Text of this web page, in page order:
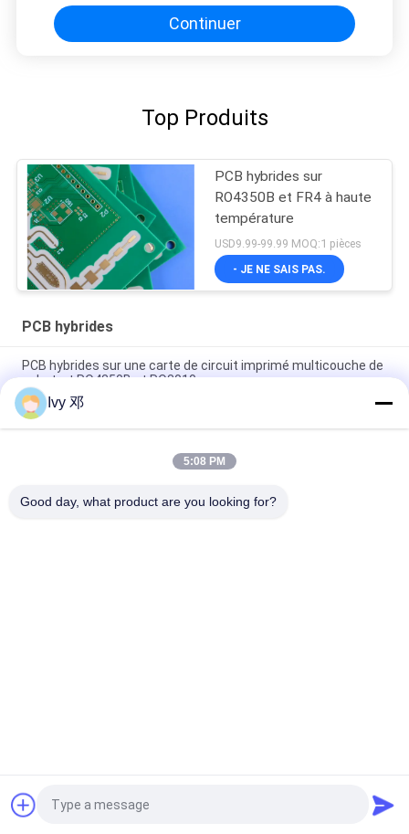
Continuer
Top Produits
PCB hybrides sur
RO4350B et FR4 à haute
température
USD9.99-99.99 MOQ:1 pièces
- JE NE SAIS PAS.
PCB hybrides
PCB hybrides sur une carte de circuit imprimé multicouche de
substrat RO4350B et RO3010
PCB hybride 8 couches RO4003C et S1000-2M Matériau 1,6
mm avec vias aveugles
PCB hybrides sur les matériaux RO4350B et FR4, RT duride
Demandez un devis
Ivy 邓
5:08 PM
Good day, what product are you looking for?